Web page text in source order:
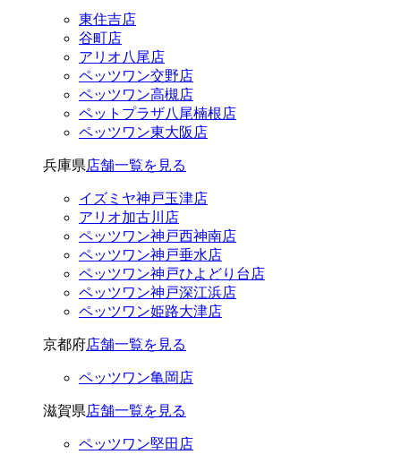
東住吉店
谷町店
アリオ八尾店
ペッツワン交野店
ペッツワン高槻店
ペットプラザ八尾楠根店
ペッツワン東大阪店
兵庫県店舗一覧を見る
イズミヤ神戸玉津店
アリオ加古川店
ペッツワン神戸西神南店
ペッツワン神戸垂水店
ペッツワン神戸ひよどり台店
ペッツワン神戸深江浜店
ペッツワン姫路大津店
京都府店舗一覧を見る
ペッツワン亀岡店
滋賀県店舗一覧を見る
ペッツワン堅田店